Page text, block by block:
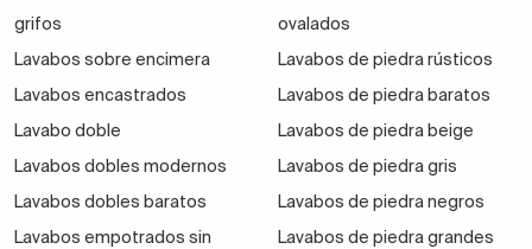
En definitiva las encimeras para muebles permiten
mayor originalidad en la decoración del aseo,un
cambio original en el mueble de baño sin invertir
demasiado presupuesto.
grifos
Lavabos sobre encimera
Lavabos encastrados
Lavabo doble
Lavabos dobles modernos
Lavabos dobles baratos
Lavabos empotrados sin
ovalados
Lavabos de piedra rústicos
Lavabos de piedra baratos
Lavabos de piedra beige
Lavabos de piedra gris
Lavabos de piedra negros
Lavabos de piedra grandes